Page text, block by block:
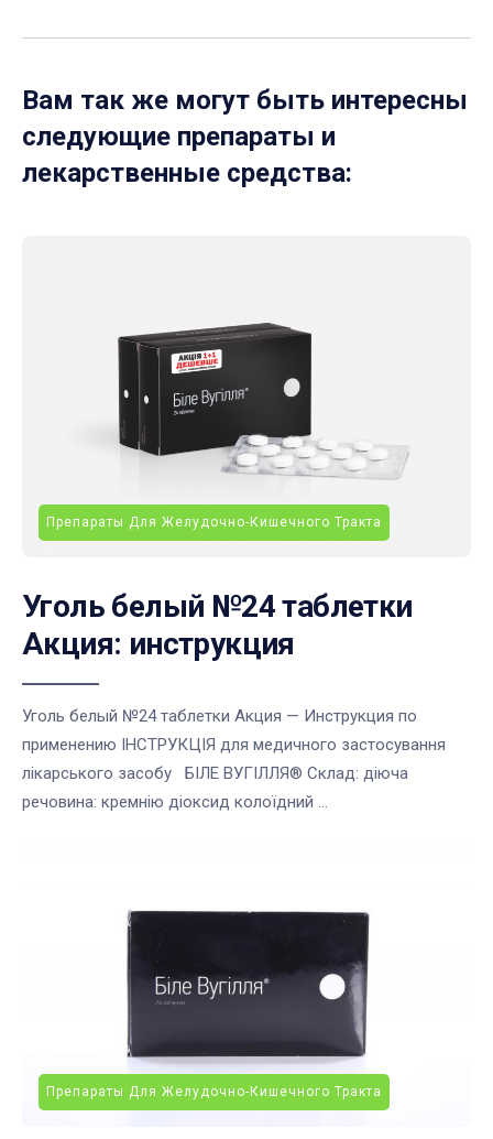
Вам так же могут быть интересны
следующие препараты и
лекарственные средства:
Препараты Для Желудочно-Кишечного Тракта
Уголь белый №24 таблетки
Акция: инструкция
Уголь белый №24 таблетки Акция — Инструкция по
применению ІНСТРУКЦІЯ для медичного застосування
лікарського засобу БІЛЕ ВУГІЛЛЯ® Склад: діюча
речовина: кремнію діоксид колоїдний ...
Препараты Для Желудочно-Кишечного Тракта